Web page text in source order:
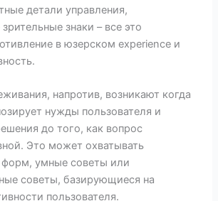
детали управления,
знаки – все это
в юзерском experience и
напротив, возникают когда
нужды пользователя и
до того, как вопрос
Это может охватывать
форм, умные советы или
советы, базирующиеся на
пользователя.